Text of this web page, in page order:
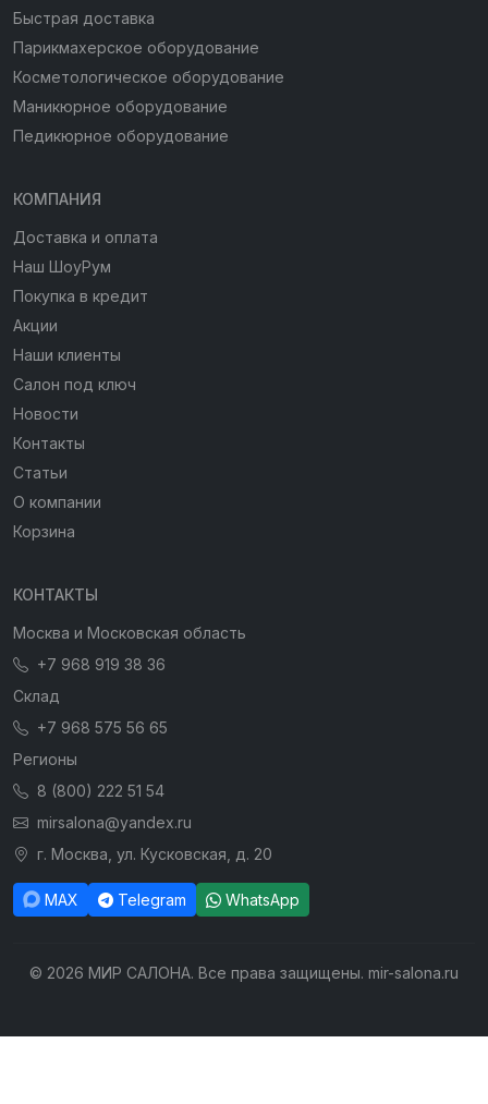
Быстрая доставка
Парикмахерское оборудование
Косметологическое оборудование
Маникюрное оборудование
Педикюрное оборудование
КОМПАНИЯ
Доставка и оплата
Наш ШоуРум
Покупка в кредит
Акции
Наши клиенты
Салон под ключ
Новости
Контакты
Статьи
О компании
Корзина
КОНТАКТЫ
Москва и Московская область
+7 968 919 38 36
Склад
+7 968 575 56 65
Регионы
8 (800) 222 51 54
mirsalona@yandex.ru
г. Москва, ул. Кусковская, д. 20
MAX Telegram WhatsApp
© 2026 МИР САЛОНА. Все права защищены. mir-salona.ru